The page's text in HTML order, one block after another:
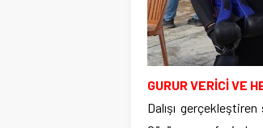
GURUR VERİCİ VE
Dalışı